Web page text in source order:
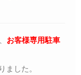
お客様専用駐車
ました。